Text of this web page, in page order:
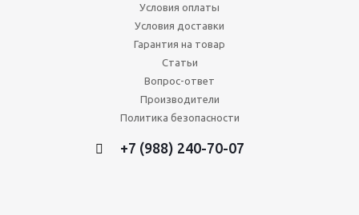
Условия оплаты
Условия доставки
Гарантия на товар
Статьи
Вопрос-ответ
Производители
Политика безопасности
+7 (988) 240-70-07